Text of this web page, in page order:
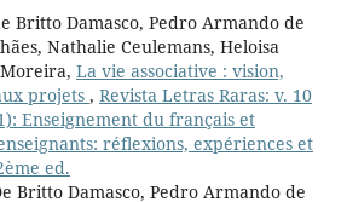
Britto Damasco, Pedro Armando de
Nathalie Ceulemans, Heloisa
La vie associative : vision,
projets , Revista Letras Raras: v. 10
Enseignement du français et
réflexions, expériences et
ed.
Britto Damasco, Pedro Armando de